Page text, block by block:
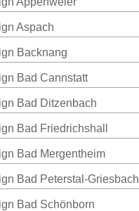
Aspach
Backnang
Bad Cannstatt
Bad Ditzenbach
Bad Friedrichshall
Bad Mergentheim
Bad Peterstal-Griesbach
Bad Schönborn